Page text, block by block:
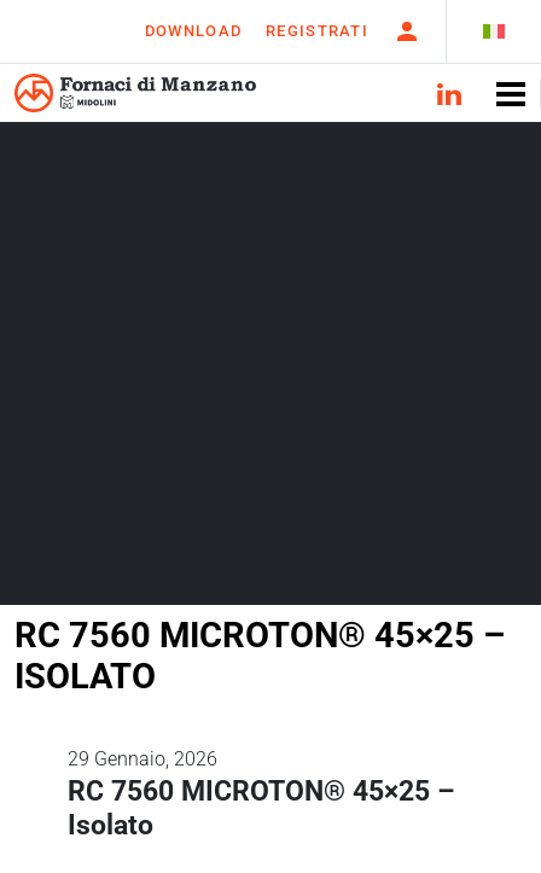
DOWNLOAD REGISTRATI
RC 7560 MICROTON® 45×25 –
ISOLATO
29 Gennaio, 2026
RC 7560 MICROTON® 45×25 –
Isolato